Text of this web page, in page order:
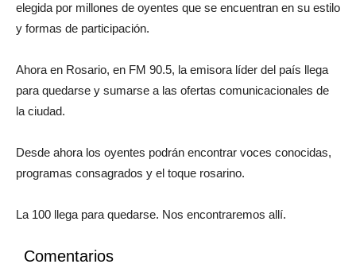
elegida por millones de oyentes que se encuentran en su estilo
y formas de participación.
Ahora en Rosario, en FM 90.5, la emisora líder del país llega
para quedarse y sumarse a las ofertas comunicacionales de
la ciudad.
Desde ahora los oyentes podrán encontrar voces conocidas,
programas consagrados y el toque rosarino.
La 100 llega para quedarse. Nos encontraremos allí.
Comentarios